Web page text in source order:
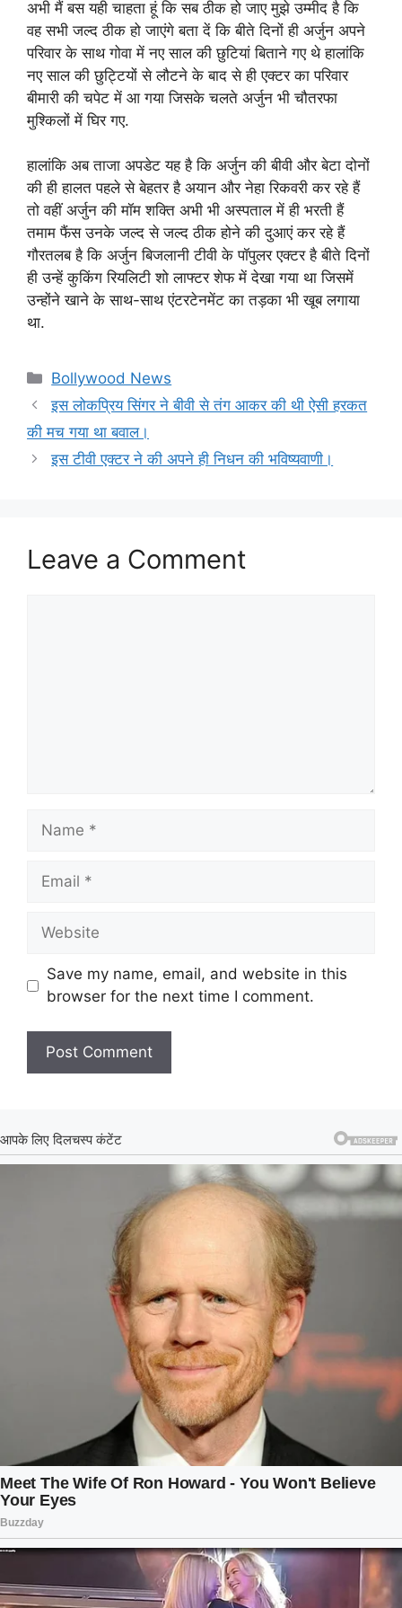
अभी मैं बस यही चाहता हूं कि सब ठीक हो जाए मुझे उम्मीद है कि
वह सभी जल्द ठीक हो जाएंगे बता दें कि बीते दिनों ही अर्जुन अपने
परिवार के साथ गोवा में नए साल की छुटियां बिताने गए थे हालांकि
नए साल की छुट्टियों से लौटने के बाद से ही एक्टर का परिवार
बीमारी की चपेट में आ गया जिसके चलते अर्जुन भी चौतरफा
मुश्किलों में घिर गए.
हालांकि अब ताजा अपडेट यह है कि अर्जुन की बीवी और बेटा दोनों
की ही हालत पहले से बेहतर है अयान और नेहा रिकवरी कर रहे हैं
तो वहीं अर्जुन की मॉम शक्ति अभी भी अस्पताल में ही भरती हैं
तमाम फैंस उनके जल्द से जल्द ठीक होने की दुआएं कर रहे हैं
गौरतलब है कि अर्जुन बिजलानी टीवी के पॉपुलर एक्टर है बीते दिनों
ही उन्हें कुकिंग रियलिटी शो लाफ्टर शेफ में देखा गया था जिसमें
उन्होंने खाने के साथ-साथ एंटरटेनमेंट का तड़का भी खूब लगाया
था.
Categories
Bollywood News
इस लोकप्रिय सिंगर ने बीवी से तंग आकर की थी ऐसी हरकत
की मच गया था बवाल।
इस टीवी एक्टर ने की अपने ही निधन की भविष्यवाणी।
Leave a Comment
Name
Email
Website
Save my name, email, and website in this
browser for the next time I comment.